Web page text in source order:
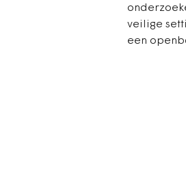
veilige
een